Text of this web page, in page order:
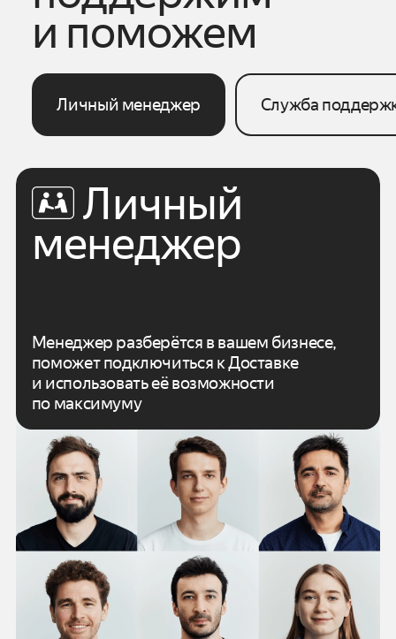
и поможем
Личный менеджер Служба
Личный
менеджер
Менеджер разберётся в вашем бизнесе,
поможет подключиться к Доставке
и использоватьеё возможности
по максимуму